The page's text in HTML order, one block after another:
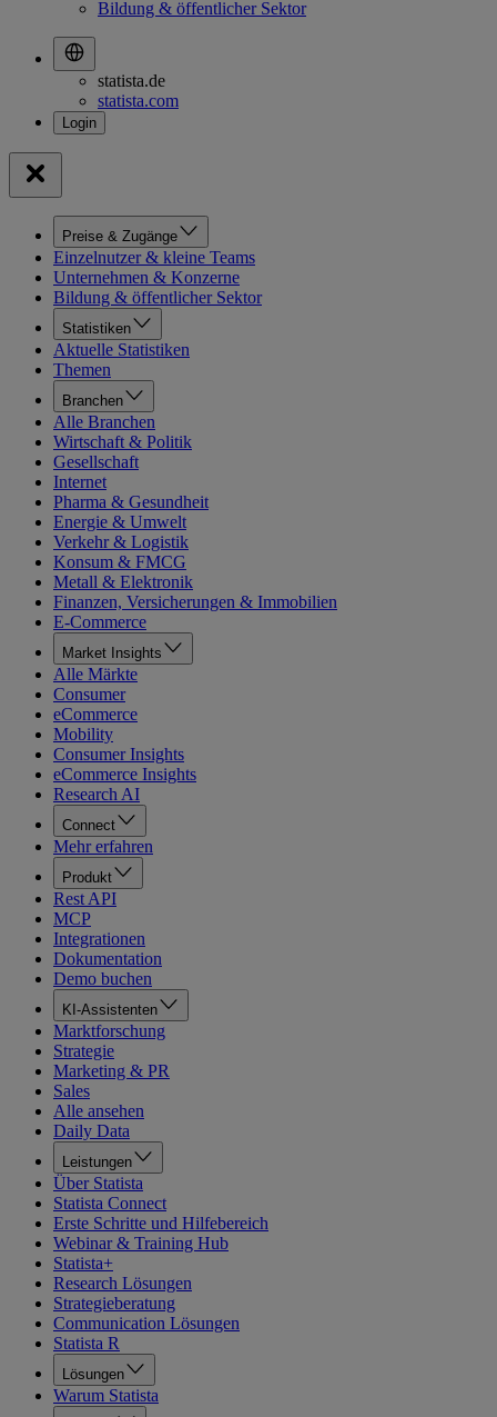
Bildung & öffentlicher Sektor
statista.de
statista.com
Preise & Zugänge
Einzelnutzer & kleine Teams
Unternehmen & Konzerne
Bildung & öffentlicher Sektor
Statistiken
Aktuelle Statistiken
Themen
Branchen
Alle Branchen
Wirtschaft & Politik
Gesellschaft
Internet
Pharma & Gesundheit
Energie & Umwelt
Verkehr & Logistik
Konsum & FMCG
Metall & Elektronik
Finanzen, Versicherungen & Immobilien
E-Commerce
Market Insights
Alle Märkte
Consumer
eCommerce
Mobility
Consumer Insights
eCommerce Insights
Research AI
Connect
Mehr erfahren
Produkt
Rest API
MCP
Integrationen
Dokumentation
Demo buchen
KI-Assistenten
Marktforschung
Strategie
Marketing & PR
Sales
Alle ansehen
Daily Data
Leistungen
Über Statista
Statista Connect
Erste Schritte und Hilfebereich
Webinar & Training Hub
Statista+
Research Lösungen
Strategieberatung
Communication Lösungen
Statista R
Lösungen
Warum Statista